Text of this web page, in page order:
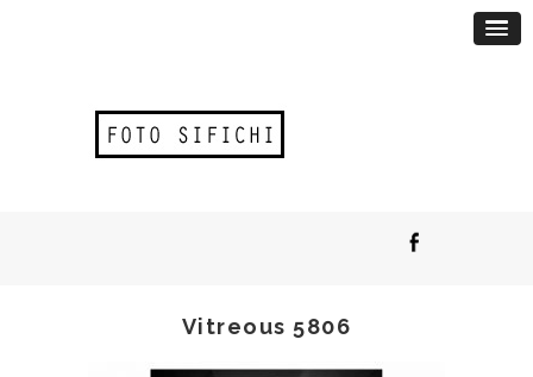
Vitreous 5806